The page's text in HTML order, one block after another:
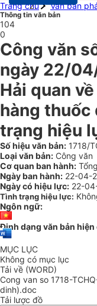
Trang chủ
Văn bản
Thông tin văn bản
104
0
Công văn
ngày 22/
Hải quan
hàng
trạng hiệu
Số hiệu văn bản: 1718/
Loại văn bản: Công văn
Cơ quan ban hành:
Ngày ban hành: 22-04-
Ngày có hiệu lực: 22-
Tình trạng hiệu lực:
Ngôn ngữ:
Định dạng văn bản hiện
MỤC LỤC
Không có mục lục
Tải về (WORD)
Cong van so 1718-
dinh).doc
Tải lược đồ